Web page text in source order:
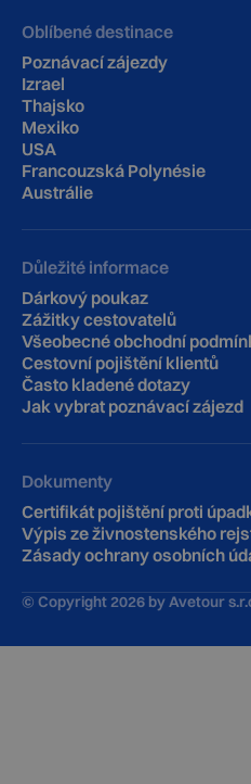
Oblíbené destinace
Poznávací zájezdy
Izrael
Thajsko
Mexiko
USA
Francouzská Polynésie
Austrálie
Důležité informace
Dárkový poukaz
Zážitky cestovatelů
Všeobecné obchodní
Cestovní pojištění klientů
‍Často kladené dotazy
Jak vybrat poznávací zájezd
Dokumenty
Certifikát pojištění proti
Výpis ze živnostenského
Zásady ochrany osobních
© Copyright2026 by Avetour